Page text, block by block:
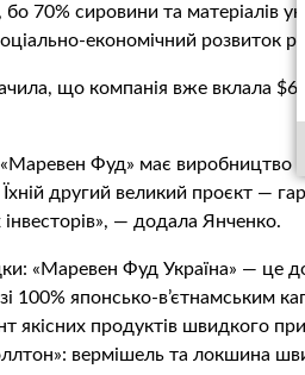
бо 70% сировини та матеріалів
економічний розвиток
що компанія вже вклала
Фуд» має виробництво
Їхній другий великий проєкт —
інвесторів», — додала Янченко.
«Маревен Фуд Україна» — це
100% японсько-в’єтнамським
якісних продуктів швидкого
вермішель та локшина